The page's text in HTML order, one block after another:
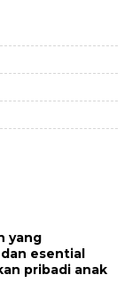
yang
esential
pribadi anak